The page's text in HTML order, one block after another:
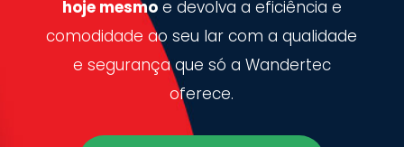
hoje mesmoe devolva a eficiência e
comodidade ao seu lar com a qualidade
e segurança que só a Wandertec
oferece.